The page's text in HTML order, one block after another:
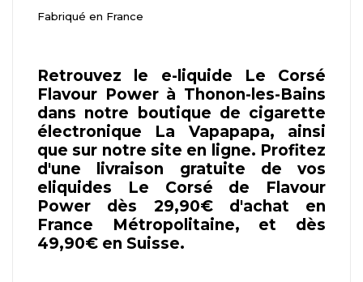
Fabriqué en France
Retrouvez le e-liquide Le Corsé
Flavour Power à Thonon-les-Bains
dans notre boutique de cigarette
électronique La Vapapapa, ainsi
que sur notre site en ligne. Profitez
d'une livraison gratuite de vos
eliquides Le Corsé de Flavour
Power dès 29,90€ d'achat en
France Métropolitaine, et dès
49,90€ en Suisse.